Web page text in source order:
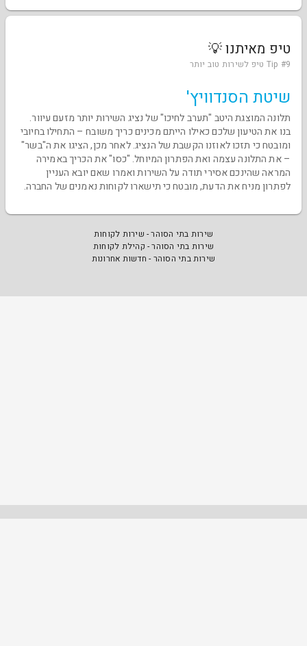
טיפ מאיתנו 💡
Tip #9 טיפ לשירות טוב יותר
שיטת הסנדוויץ'
תלונה המוצגת היטב "תערב לחיכו" של נציג השירות יותר מזעם עיוור.
בנו את הטיעון שלכם כאילו הייתם מכינים כריך משובח – התחילו בחיובי
ומובטח כי תזכו לאוזנו הקשבת של הנציג. לאחר מכן, הציגו את ה"בשר"
– את התלונה עצמה ואת הפתרון המיוחל. "כסו" את הכריך באמירה
המראה שהינכם אסירי תודה על השירות ואמרו שאם יובא העניין
לפתרון מניח את הדעת, מובטח כי תישארו לקוחות נאמנים של החברה.
שירות בתי הסוהר - שירות לקוחות
שירות בתי הסוהר - קהילת לקוחות
שירות בתי הסוהר - חדשות אחרונות